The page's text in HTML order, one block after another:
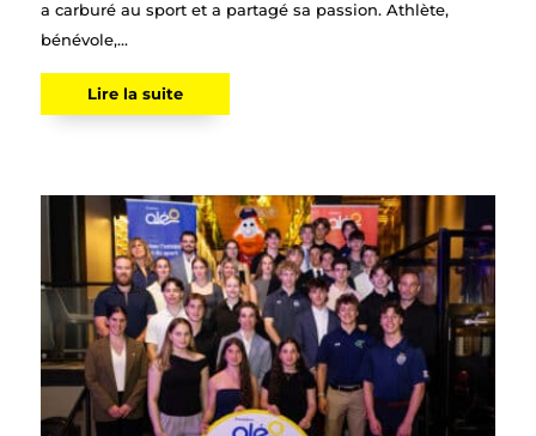
a carburé au sport et a partagé sa passion. Athlète,
bénévole,...
Lire la suite